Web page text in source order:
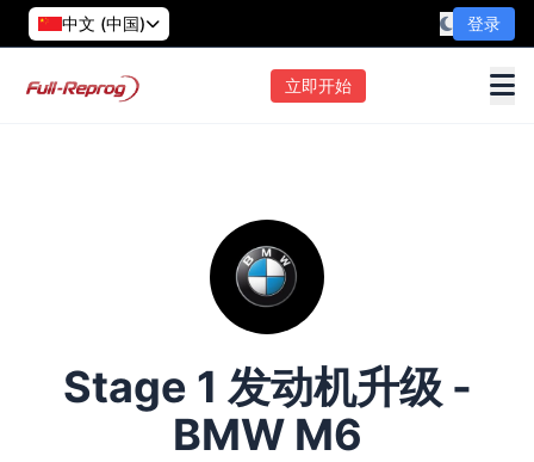
中文 (中国) 登录
立即开始
Stage 1 发动机升级 -
BMW M6